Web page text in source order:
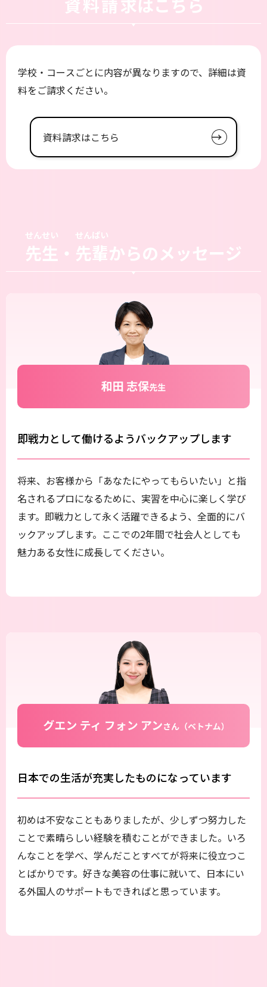
学校・コースごとに内容が異なりますので、詳細は資
料をご請求ください。
資料請求はこちら
先生
せんせい
・ 先輩
せんぱい
からのメッセージ
即戦力として働けるようバックアップします
将来、お客様から「あなたにやってもらいたい」と指
名されるプロになるために、実習を中心に楽しく学び
ます。即戦力として永く活躍できるよう、全面的にバ
ックアップします。ここでの2年間で社会人としても
魅力ある女性に成長してください。
日本での生活が充実したものになっています
初めは不安なこともありましたが、少しずつ努力した
ことで素晴らしい経験を積むことができました。いろ
んなことを学べ、学んだことすべてが将来に役立つこ
とばかりです。好きな美容の仕事に就いて、日本にい
る外国人のサポートもできればと思っています。